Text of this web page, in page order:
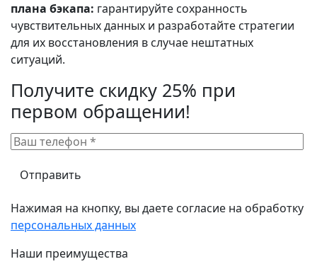
плана бэкапа: гарантируйте сохранность
чувствительных данных и разработайте стратегии
для их восстановления в случае нештатных
ситуаций.
Получите скидку 25% при
первом обращении!
Нажимая на кнопку, вы даете согласие на обработку
персональных данных
Наши преимущества